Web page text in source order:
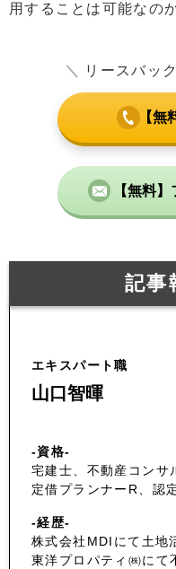
用することは可能なの
＼ リースバッ
【無
【無料
記事
エキスパート職
山口智暉
-資格-
宅建士、不動産コンサ
定借プランナーR、認
-経歴-
株式会社MDIにて土地
東洋プロパティ㈱にて